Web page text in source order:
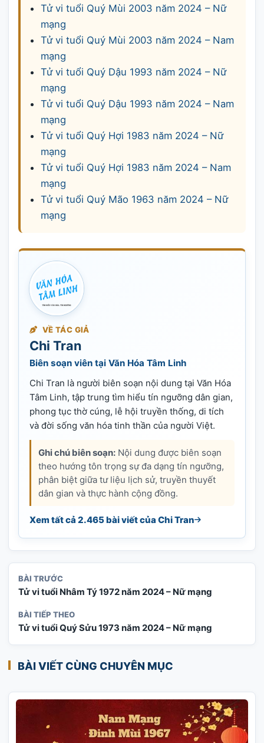
Tử vi tuổi Quý Mùi 2003 năm 2024 – Nữ
mạng
Tử vi tuổi Quý Mùi 2003 năm 2024 – Nam
mạng
Tử vi tuổi Quý Dậu 1993 năm 2024 – Nữ
mạng
Tử vi tuổi Quý Dậu 1993 năm 2024 – Nam
mạng
Tử vi tuổi Quý Hợi 1983 năm 2024 – Nữ
mạng
Tử vi tuổi Quý Hợi 1983 năm 2024 – Nam
mạng
Tử vi tuổi Quý Mão 1963 năm 2024 – Nữ
mạng
VỀ TÁC GIẢ
Chi Tran
Biên soạn viên tại Văn Hóa Tâm Linh
Chi Tran là người biên soạn nội dung tại Văn Hóa
Tâm Linh, tập trung tìm hiểu tín ngưỡng dân gian,
phong tục thờ cúng, lễ hội truyền thống, di tích
và đời sống văn hóa tinh thần của người Việt.
Ghi chú biên soạn: Nội dung được biên soạn
theo hướng tôn trọng sự đa dạng tín ngưỡng,
phân biệt giữa tư liệu lịch sử, truyền thuyết
dân gian và thực hành cộng đồng.
Xem tất cả 2.465 bài viết của Chi Tran
BÀI TRƯỚC
Tử vi tuổi Nhâm Tý 1972 năm 2024 – Nữ mạng
BÀI TIẾP THEO
Tử vi tuổi Quý Sửu 1973 năm 2024 – Nữ mạng
BÀI VIẾT CÙNG CHUYÊN MỤC